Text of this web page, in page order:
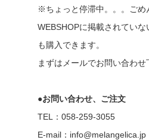
※ちょっと停滞中。。。ごめ
WEBSHOPに掲載されてい
も購入できます。
まずはメールでお問い合わせ
●お問い合わせ、ご注文
TEL：058-259-3055
E-mail：info@melangelica.jp